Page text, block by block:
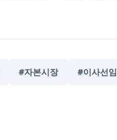
#자본시장 #이사선임